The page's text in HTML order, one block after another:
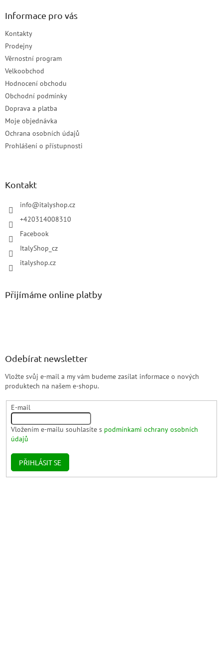
Informace pro vás
Kontakty
Prodejny
Věrnostní program
Velkoobchod
Hodnocení obchodu
Obchodní podmínky
Doprava a platba
Moje objednávka
Ochrana osobních údajů
Prohlášení o přístupnosti
Kontakt
info@italyshop.cz
+420314008310
Facebook
ItalyShop_cz
italyshop.cz
Přijímáme online platby
Odebírat newsletter
Vložte svůj e-mail a my vám budeme zasílat informace o nových
produktech na našem e-shopu.
E-mail
Vložením e-mailu souhlasíte s podmínkami ochrany osobních
údajů
PŘIHLÁSIT SE